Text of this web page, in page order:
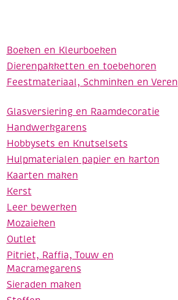
Boeken en Kleurboeken
Dierenpakketten en toebehoren
Feestmateriaal, Schminken en Veren
Glasversiering en Raamdecoratie
Handwerkgarens
Hobbysets en Knutselsets
Hulpmaterialen papier en karton
Kaarten maken
Kerst
Leer bewerken
Mozaieken
Outlet
Pitriet, Raffia, Touw en
Macramegarens
Sieraden maken